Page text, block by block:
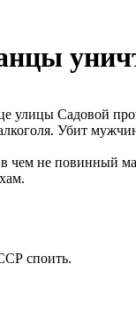
улицы Садовой
Убит
не повинный
споить.